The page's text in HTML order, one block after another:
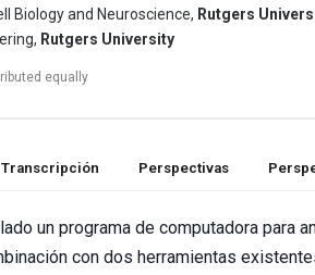
Biology and Neuroscience, Rutgers
Rutgers University
equally
Transcripción Perspectivas
un programa de computadora para
con dos herramientas